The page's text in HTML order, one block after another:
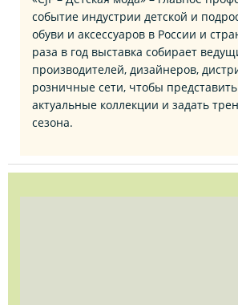
событие индустрии детской и
обуви и аксессуаров в России и
раза в год выставка собирает
производителей, дизайнеров,
розничные сети, чтобы
актуальные коллекции и задать
сезона.